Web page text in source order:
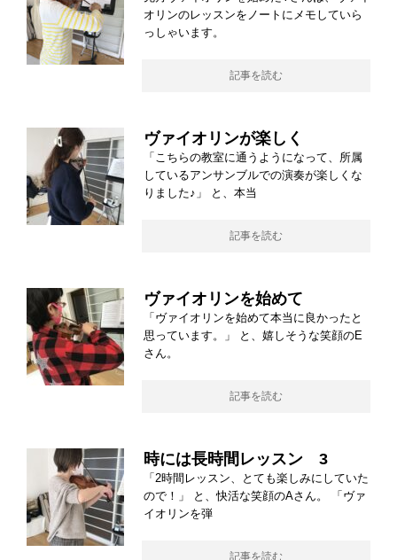
オリンのレッスンをノートにメモしていら
っしゃいます。
記事を読む
ヴァイオリンが楽しく
「こちらの教室に通うようになって、所属
しているアンサンブルでの演奏が楽しくな
りました♪」 と、本当
記事を読む
ヴァイオリンを始めて
「ヴァイオリンを始めて本当に良かったと
思っています。」 と、嬉しそうな笑顔のE
さん。
記事を読む
時には長時間レッスン 3
「2時間レッスン、とても楽しみにしていた
ので！」 と、快活な笑顔のAさん。 「ヴァ
イオリンを弾
記事を読む